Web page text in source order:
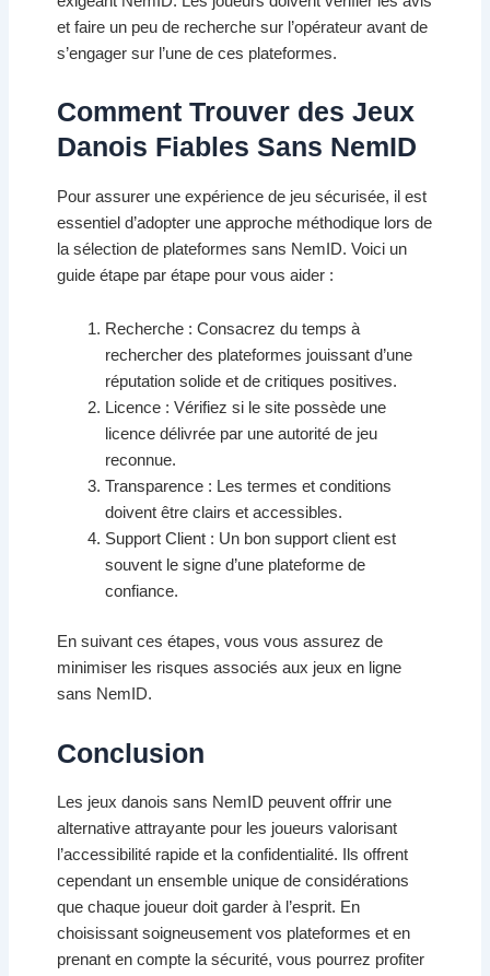
et faire un peu de recherche sur l’opérateur avant de
s’engager sur l’une de ces plateformes.
Comment Trouver des Jeux
Danois Fiables Sans NemID
Pour assurer une expérience de jeu sécurisée, il est
essentiel d’adopter une approche méthodique lors de
la sélection de plateformes sans NemID. Voici un
guide étape par étape pour vous aider :
Recherche : Consacrez du temps à
rechercher des plateformes jouissant d’une
réputation solide et de critiques positives.
Licence : Vérifiez si le site possède une
licence délivrée par une autorité de jeu
reconnue.
Transparence : Les termes et conditions
doivent être clairs et accessibles.
Support Client : Un bon support client est
souvent le signe d’une plateforme de
confiance.
En suivant ces étapes, vous vous assurez de
minimiser les risques associés aux jeux en ligne
sans NemID.
Conclusion
Les jeux danois sans NemID peuvent offrir une
alternative attrayante pour les joueurs valorisant
l’accessibilité rapide et la confidentialité. Ils offrent
cependant un ensemble unique de considérations
que chaque joueur doit garder à l’esprit. En
choisissant soigneusement vos plateformes et en
prenant en compte la sécurité, vous pourrez profiter